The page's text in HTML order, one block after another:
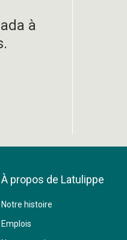
à
À propos de Latulippe
Notre histoire
Emplois